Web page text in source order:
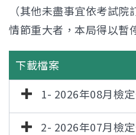
（其他未盡事宜依考試
情節重大者，本局得以暫
下載檔案
1- 2026年08月檢
2- 2026年07月檢